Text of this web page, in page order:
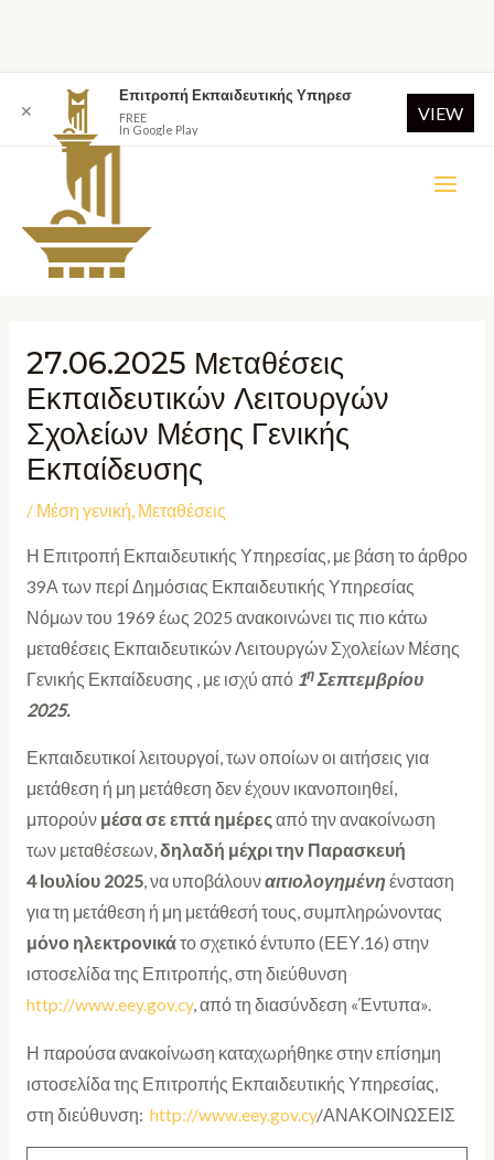
27.06.2025 Μεταθέσεις
Εκπαιδευτικών Λειτουργών
Σχολείων Μέσης Γενικής
Εκπαίδευσης
/ Μέση γενική, Μεταθέσεις
Η Επιτροπή Εκπαιδευτικής Υπηρεσίας, με βάση το άρθρο
39Α των περί Δημόσιας Εκπαιδευτικής Υπηρεσίας
Νόμων του 1969 έως 2025 ανακοινώνει τις πιο κάτω
μεταθέσεις Εκπαιδευτικών Λειτουργών Σχολείων Μέσης
Γενικής Εκπαίδευσης , με ισχύ από 1η Σεπτεμβρίου
2025.
Εκπαιδευτικοί λειτουργοί, των οποίων οι αιτήσεις για
μετάθεση ή μη μετάθεση δεν έχουν ικανοποιηθεί,
μπορούν μέσα σε επτά ημέρεςαπό την ανακοίνωση
των μεταθέσεων,δηλαδή μέχρι την Παρασκευή
4 Ιουλίου 2025, να υποβάλουναιτιολογημένη ένσταση
για τη μετάθεση ή μη μετάθεσή τους, συμπληρώνοντας
μόνο ηλεκτρονικάτο σχετικό έντυπο (ΕΕΥ.16) στην
ιστοσελίδα της Επιτροπής, στη διεύθυνση
http://www.eey.gov.cy, από τη διασύνδεση «Έντυπα».
Η παρούσα ανακοίνωση καταχωρήθηκε στην επίσημη
ιστοσελίδα της Επιτροπής Εκπαιδευτικής Υπηρεσίας,
στη διεύθυνση: http://www.eey.gov.cy/ΑΝΑΚΟΙΝΩΣΕΙΣ
✕
Επιτροπή Εκπαιδευτικής Υπηρεσ
FREE
In Google Play
VIEW